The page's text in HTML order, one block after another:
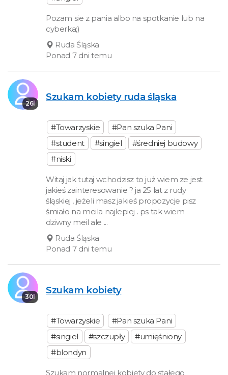
Pozam sie z pania albo na spotkanie lub na
cyberka;)
Ruda Śląska
Ponad 7 dni temu
26l
Szukam kobiety ruda śląska
#Towarzyskie
#Pan szuka Pani
#student
#singiel
#średniej budowy
#niski
Witaj jak tutaj wchodzisz to już wiem ze jest
jakieś zainteresowanie ? ja 25 lat z rudy
śląskiej , jeżeli masz jakieś propozycje pisz
śmiało na meila najlepiej . ps tak wiem
dziwny meil ale ...
Ruda Śląska
Ponad 7 dni temu
30l
Szukam kobiety
#Towarzyskie
#Pan szuka Pani
#singiel
#szczupły
#umięśniony
#blondyn
Szukam normalnej kobiety do stałego